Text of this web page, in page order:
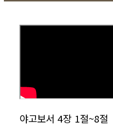
야고보서 4장 1절~8절